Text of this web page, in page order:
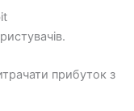
прибуток з